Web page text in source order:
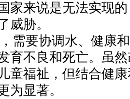
家来说是无法实现
威胁。
需要协调水、健康
育不良和死亡。虽
童福祉，但结合健
为显著。